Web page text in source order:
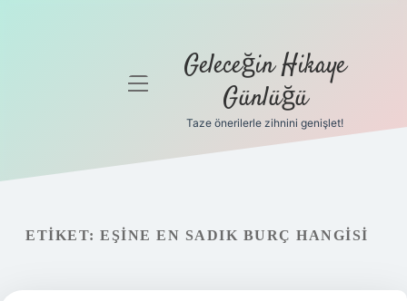
Gizlilik
Yasal Uyarı
Hakkımızda
menüyü Geleceğin Hikaye
Günlüğü
Taze önerilerle zihnini genişlet!
ETIKET: EŞINE EN SADIK BURÇ HANGISI